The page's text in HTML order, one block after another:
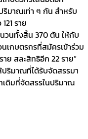
ริมาณเท่า ๆ กัน สำหรับ
ราย
วนทั้งสิ้น 370 ตัน ให้กับ
เกษตรกรที่สมัครเข้าร่วม
ย สละสิทธิอีก 22 ราย”
ปริมาณที่ได้รับจัดสรรมา
เดิมที่จัดสรรในปริมาณ